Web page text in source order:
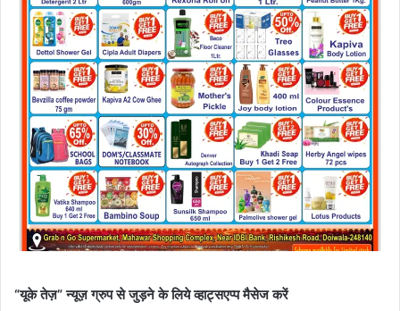
“यूके तेज़” न्यूज़ ग्रुप से जुड़ने के लिये व्हाट्सएप्प मैसेज करें